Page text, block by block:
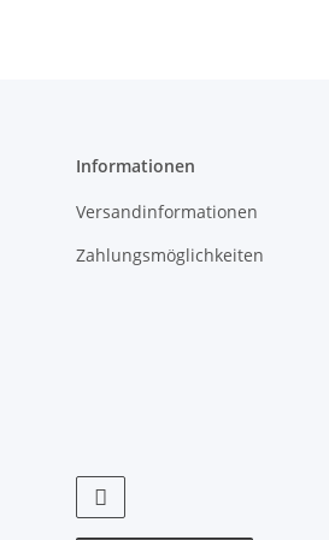
Informationen
Versandinformationen
Zahlungsmöglichkeiten